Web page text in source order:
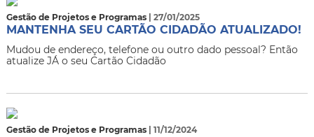
Gestão de Projetos e Programas | 27/01/2025
MANTENHA SEU CARTÃO CIDADÃO ATUALIZADO!
Mudou de endereço, telefone ou outro dado pessoal? Então
atualize JÁ o seu Cartão Cidadão
Gestão de Projetos e Programas | 11/12/2024